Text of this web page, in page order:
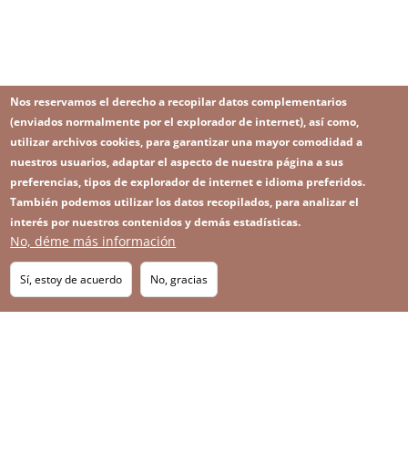
Footer
menu
Suscríbase a nuestro Newsletter
Image
SITEMAP
Nos reservamos el derecho a recopilar datos complementarios
(enviados normalmente por el explorador de internet), así como,
utilizar archivos cookies, para garantizar una mayor comodidad a
nuestros usuarios, adaptar el aspecto de nuestra página a sus
preferencias, tipos de explorador de internet e idioma preferidos.
También podemos utilizar los datos recopilados, para analizar el
interés por nuestros contenidos y demás estadísticas.
No, déme más información
Sí, estoy de acuerdo No, gracias